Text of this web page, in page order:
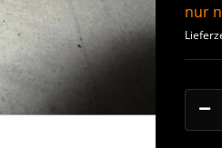
nur